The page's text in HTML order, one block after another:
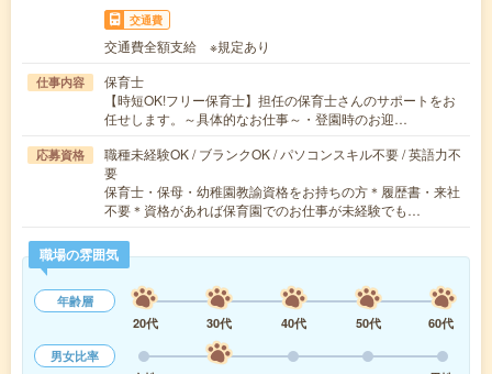
交通費
交通費全額支給 ※規定あり
仕事内容
保育士
【時短OK!フリー保育士】担任の保育士さんのサポートをお
任せします。～具体的なお仕事～・登園時のお迎…
応募資格
職種未経験OK / ブランクOK / パソコンスキル不要 / 英語力不
要
保育士・保母・幼稚園教諭資格をお持ちの方＊履歴書・来社
不要＊資格があれば保育園でのお仕事が未経験でも…
職場の雰囲気
年齢層
20代
30代 40代 50代
60代
男女比率